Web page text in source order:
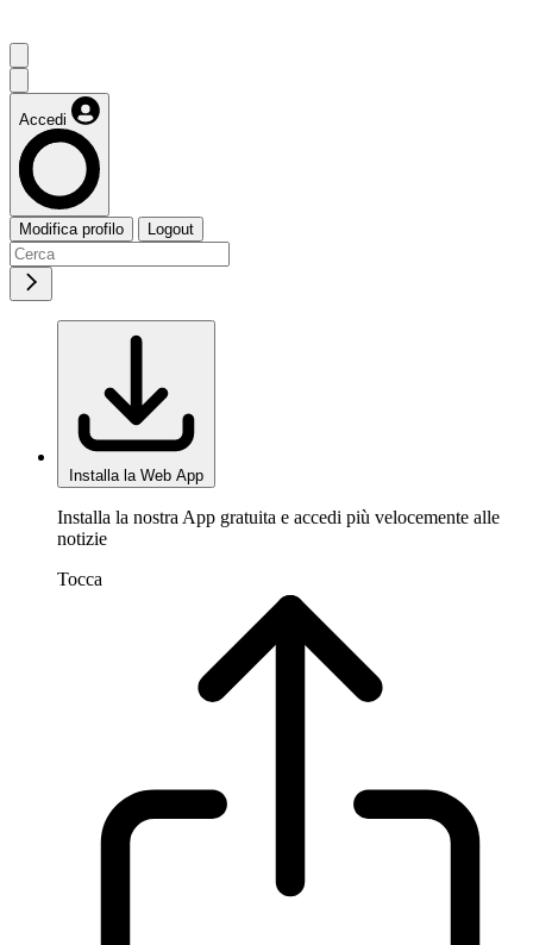
Accedi
Modifica profilo Logout
Installa la Web App
Installa la nostra App gratuita e accedi più velocemente alle
notizie
Tocca